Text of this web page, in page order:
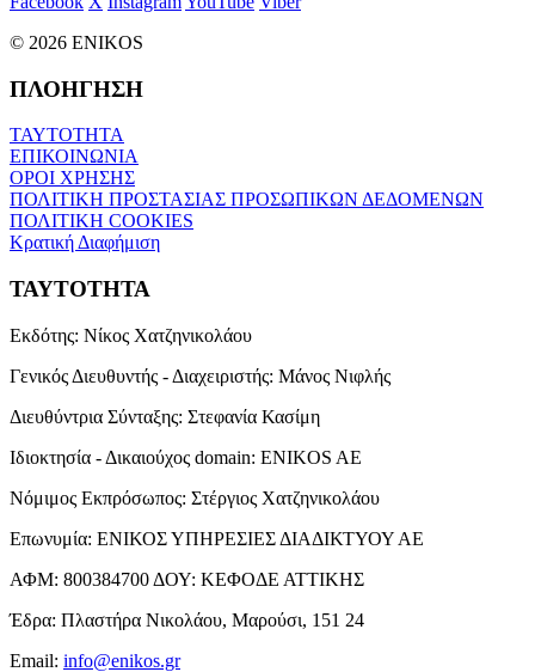
© 2026 ENIKOS
ΠΛΟΗΓΗΣΗ
ΤΑΥΤΟΤΗΤΑ
ΕΠΙΚΟΙΝΩΝΙΑ
ΟΡΟΙ ΧΡΗΣΗΣ
ΠΟΛΙΤΙΚΗ ΠΡΟΣΤΑΣΙΑΣ ΠΡΟΣΩΠΙΚΩΝ ΔΕΔΟΜΕΝΩΝ
ΠΟΛΙΤΙΚΗ COOKIES
Κρατική Διαφήμιση
ΤΑΥΤΟΤΗΤΑ
Εκδότης: Νίκος Χατζηνικολάου
Γενικός Διευθυντής - Διαχειριστής: Μάνος Νιφλής
Διευθύντρια Σύνταξης: Στεφανία Κασίμη
Ιδιοκτησία - Δικαιούχος domain: ENIKOS AE
Νόμιμος Εκπρόσωπος: Στέργιος Χατζηνικολάου
Επωνυμία: ΕΝΙΚΟΣ ΥΠΗΡΕΣΙΕΣ ΔΙΑΔΙΚΤΥΟΥ ΑΕ
ΑΦΜ: 800384700 ΔΟΥ: ΚΕΦΟΔΕ ΑΤΤΙΚΗΣ
Έδρα: Πλαστήρα Νικολάου, Μαρούσι, 151 24
Email: info@enikos.gr